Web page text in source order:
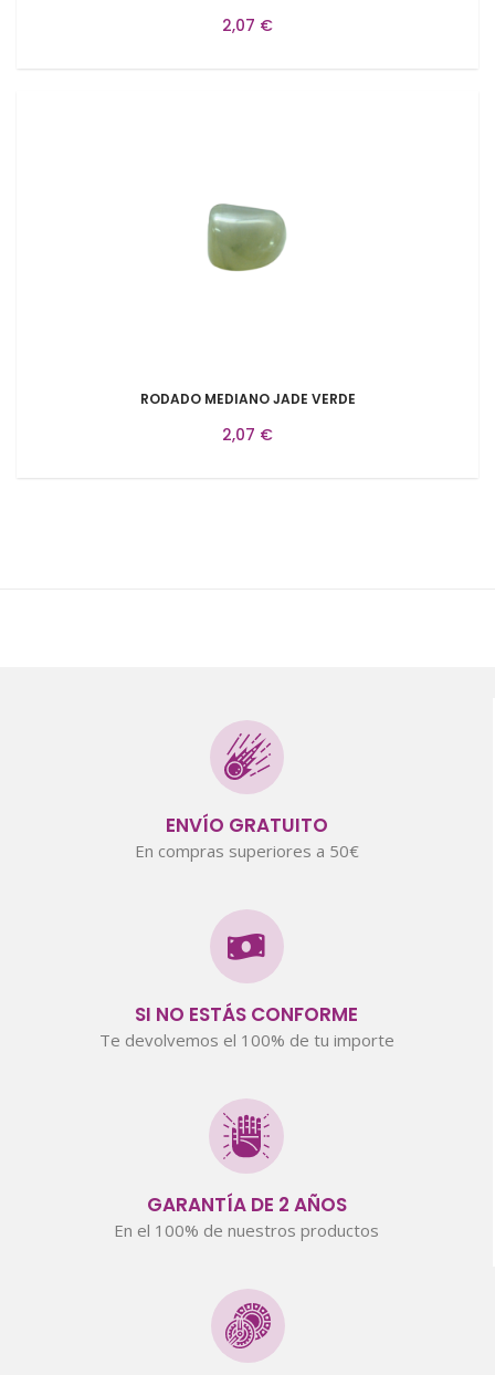
2,07 €
RODADO MEDIANO JADE VERDE
2,07 €
ENVÍO GRATUITO
En compras superiores a 50€
SI NO ESTÁS CONFORME
Te devolvemos el 100% de tu importe
GARANTÍA DE 2 AÑOS
En el 100% de nuestros productos